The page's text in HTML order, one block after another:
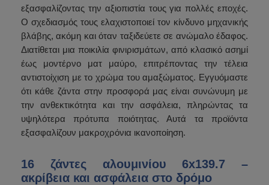
εξασφαλίζοντας την αξιοπιστία τους για πολλές εποχές.
Ο σχεδιασμός τους ελαχιστοποιεί τον κίνδυνο μηχανικής
βλάβης, ακόμη και όταν ταξιδεύετε σε ανώμαλο έδαφος.
Διατίθεται μια ποικιλία φινιρισμάτων, από κλασικό ασημί
έως μοντέρνο ματ μαύρο, επιτρέποντας την τέλεια
αντιστοίχιση με το χρώμα του αμαξώματος. Εγγυόμαστε
ότι κάθε ζάντα στην προσφορά μας είναι συνώνυμη με
την ανθεκτικότητα και την ασφάλεια, πληρώντας τα
υψηλότερα πρότυπα ποιότητας. Αυτά τα προϊόντα
εξασφαλίζουν μακροχρόνια ικανοποίηση.
16 ζάντες αλουμινίου 6x139.7 –
ακρίβεια και ασφάλεια στο δρόμο